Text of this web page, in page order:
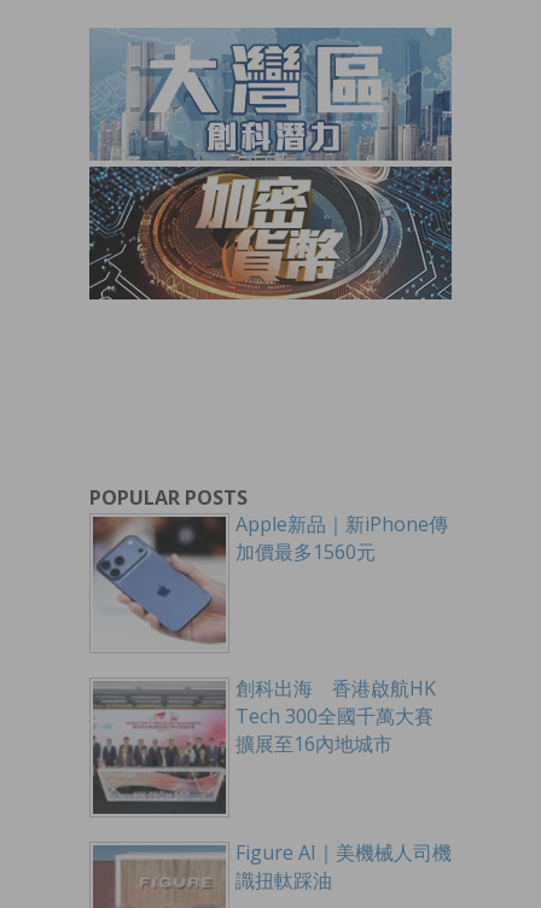
POPULAR POSTS
Apple新品｜新iPhone傳
加價最多1560元
創科出海 香港啟航HK
Tech 300全國千萬大賽
擴展至16內地城市
Figure AI｜美機械人司機
識扭軚踩油